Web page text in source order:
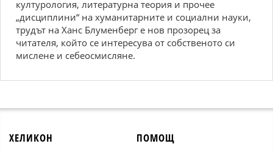
културология, литературна теория и прочее
„дисциплини“ на хуманитарните и социални науки,
трудът на Ханс Блуменберг е нов прозорец за
читателя, който се интересува от собственото си
мислене и себеосмисляне.
ХЕЛИКОН ПОМОЩ